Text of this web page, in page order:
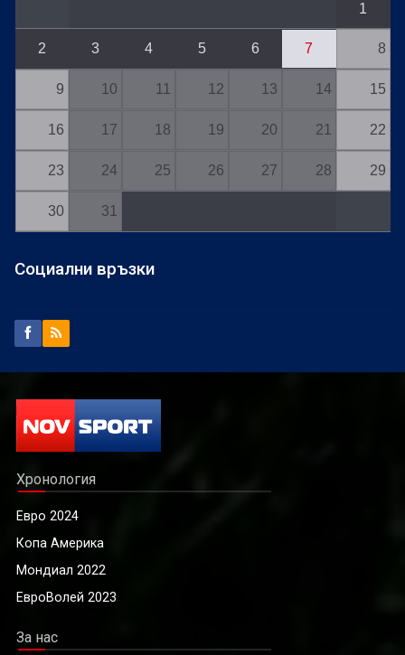
1
2 3 4 5 6 7 8
9 10 11 12 13 14 15
16 17 18 19 20 21 22
23 24 25 26 27 28 29
30 31
Социални връзки
Хронология
Евро 2024
Копа Америка
Мондиал 2022
ЕвроВолей 2023
За нас